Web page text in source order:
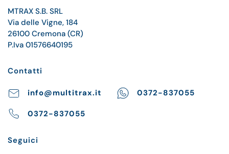
MTRAX S.B. SRL
Via delle Vigne, 184
26100 Cremona (CR)
P.Iva 01576640195
Contatti
info@multitrax.it 0372-837055
0372-837055
Seguici